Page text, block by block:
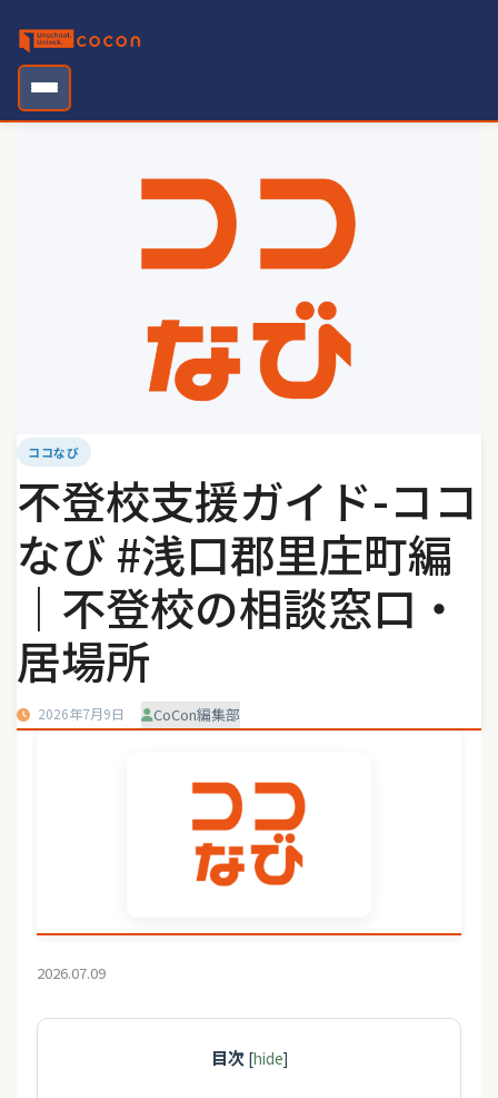
content
ココなび
不登校支援ガイド-ココ
なび #浅口郡里庄町編
｜不登校の相談窓口・
居場所
2026年7月9日 CoCon編集部
2026.07.09
目次 [hide]